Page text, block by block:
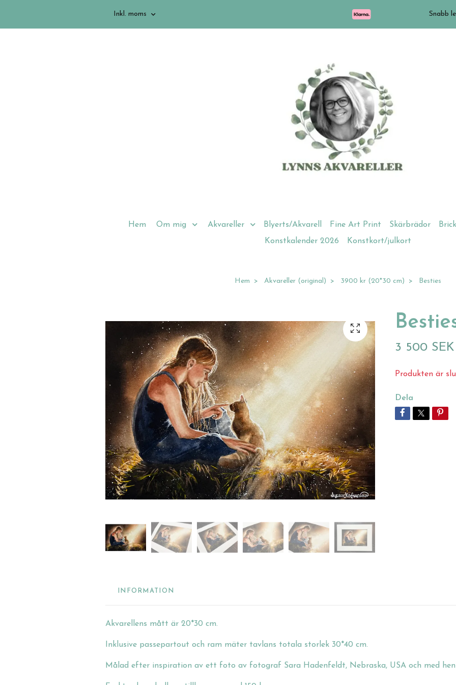
Inkl. moms Snabb
Hem Om mig Akvareller Blyerts/Akvarell Fine Art Print Skärbrädor
Konstkalender 2026
Konstkort/julkort
Hem Akvareller (original) 3900 kr (20*30 cm) Besties
3 500 SEK
Produkten är
Dela
INFORMATION
Akvarellens mått är 20*30 cm.
Inklusive passepartout och ram mäter tavlans totala storlek 30*40 cm.
Målad efter inspiration av ett foto av fotograf Sara Hadenfeldt, Nebraska, USA och med